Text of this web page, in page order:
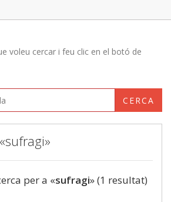
voleu cercar i feu clic en el botó de
CERCA
per a «sufragi» (1 resultat)